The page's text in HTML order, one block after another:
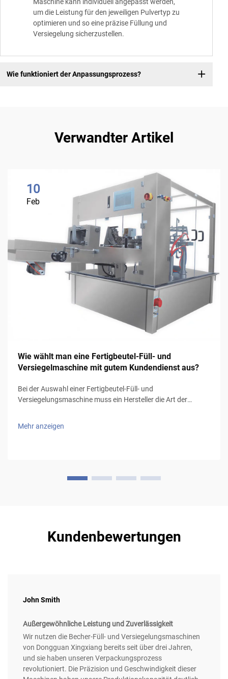
Maschine kann individuell angepasst werden,
um die Leistung für den jeweiligen Pulvertyp zu
optimieren und so eine präzise Füllung und
Versiegelung sicherzustellen.
Wie funktioniert der Anpassungsprozess?
Verwandter Artikel
10
Feb
Wie wählt man eine Fertigbeutel-Füll- und
Versiegelmaschine mit gutem Kundendienst aus?
Bei der Auswahl einer Fertigbeutel-Füll- und
Versiegelungsmaschine muss ein Hersteller die Art der
berücksichtigen, insbesondere bei flüssigen Produkten, die
tropffreie Beutel und eine zuverlässige Versiegelungstechnik
Mehr anzeigen
Kundenbewertungen
John Smith
Außergewöhnliche Leistung und Zuverlässigkeit
Wir nutzen die Becher-Füll- und Versiegelungsmaschinen
von Dongguan Xingxiang bereits seit über drei Jahren,
und sie haben unseren Verpackungsprozess
revolutioniert. Die Präzision und Geschwindigkeit dieser